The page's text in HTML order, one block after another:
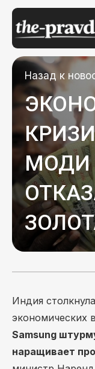
Назад к
МОДИ
Индия
экономических
Samsung
наращивает